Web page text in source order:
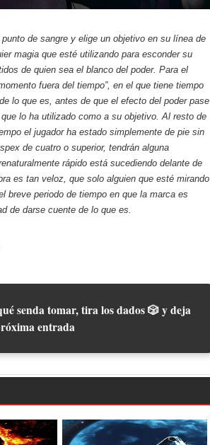
de sangre y elige un objetivo en su línea de
magia que esté utilizando para esconder su
de quien sea el blanco del poder. Para el
fuera del tiempo”, en el que tiene tiempo
lo que es, antes de que el efecto del poder pase
lo ha utilizado como a su objetivo. Al resto de
el jugador ha estado simplemente de pie sin
de cuatro o superior, tendrán alguna
rápido está sucediendo delante de
es tan veloz, que solo alguien que esté mirando
breve periodo de tiempo en que la marca es
de darse cuente de lo que es.
senda tomar, tira los dados 🎲 y deja
entrada